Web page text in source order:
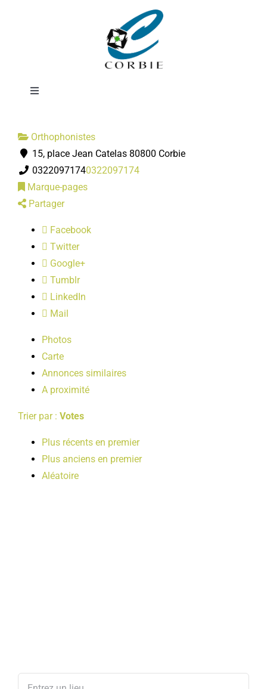
Toggle
DÉMARCHES ADMINISTRATIVES
SERVICES MUNICIPAUX
PRATIQUE
LOISIRS
PUBLICATIONS
Cline
CACHELIEVRE-
Orthophonistes
15, place Jean Catelas 80800 Corbie
03220971740322097174
Marque-pages
Partager
Facebook
Twitter
Google+
Tumblr
LinkedIn
Mail
Photos
Carte
Annonces similaires
A proximité
Trier par : Votes
Plus récents en premier
Plus anciens en premier
Aléatoire